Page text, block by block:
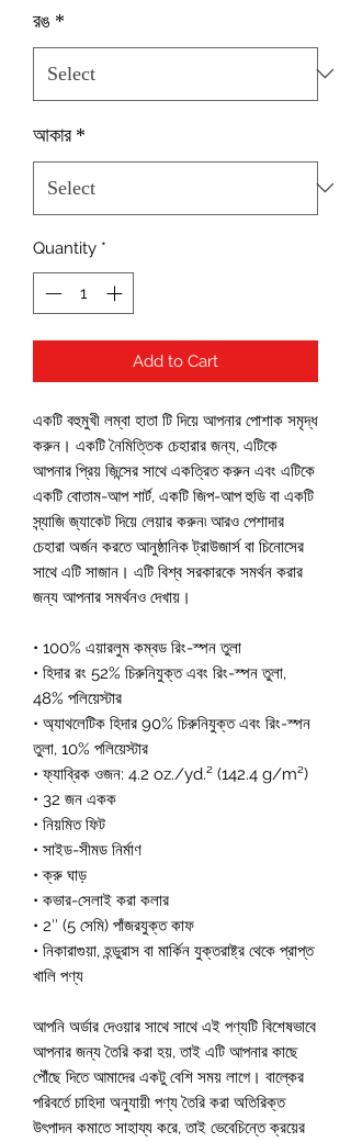
রঙ *
আকার *
Quantity *
Add to Cart
একটি বহুমুখী লম্বা হাতা টি দিয়ে আপনার পোশাক সমৃদ্ধ
করুন। একটি নৈমিত্তিক চেহারার জন্য, এটিকে
আপনার প্রিয় জিন্সের সাথে একত্রিত করুন এবং এটিকে
একটি বোতাম-আপ শার্ট, একটি জিপ-আপ হুডি বা একটি
স্ন্যাজি জ্যাকেট দিয়ে লেয়ার করুন৷ আরও পেশাদার
চেহারা অর্জন করতে আনুষ্ঠানিক ট্রাউজার্স বা চিনোসের
সাথে এটি সাজান। এটি বিশ্ব সরকারকে সমর্থন করার
জন্য আপনার সমর্থনও দেখায়।
• 100% এয়ারলুম কম্বড রিং-স্পন তুলা
• হিদার রং 52% চিরুনিযুক্ত এবং রিং-স্পন তুলা,
48% পলিয়েস্টার
• অ্যাথলেটিক হিদার 90% চিরুনিযুক্ত এবং রিং-স্পন
তুলা, 10% পলিয়েস্টার
• ফ্যাব্রিক ওজন: 4.2 oz./yd.² (142.4 g/m²)
• 32 জন একক
• নিয়মিত ফিট
• সাইড-সীমড নির্মাণ
• ক্রু ঘাড়
• কভার-সেলাই করা কলার
• 2″ (5 সেমি) পাঁজরযুক্ত কাফ
• নিকারাগুয়া, হন্ডুরাস বা মার্কিন যুক্তরাষ্ট্র থেকে প্রাপ্ত
খালি পণ্য
আপনি অর্ডার দেওয়ার সাথে সাথে এই পণ্যটি বিশেষভাবে
আপনার জন্য তৈরি করা হয়, তাই এটি আপনার কাছে
পৌঁছে দিতে আমাদের একটু বেশি সময় লাগে। বাল্কের
পরিবর্তে চাহিদা অনুযায়ী পণ্য তৈরি করা অতিরিক্ত
উৎপাদন কমাতে সাহায্য করে, তাই ভেবেচিন্তে ক্রয়ের